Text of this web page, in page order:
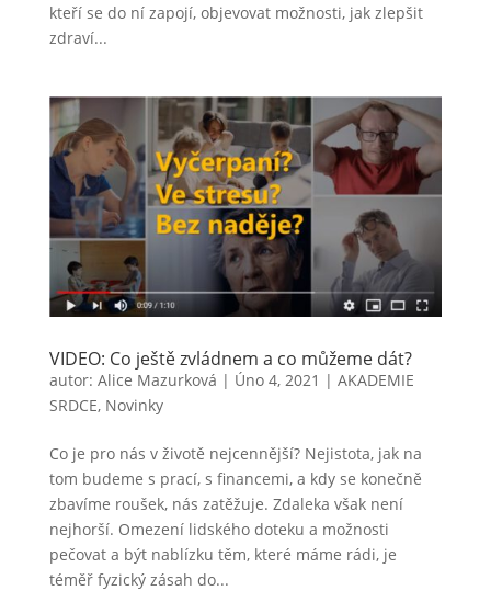
kteří se do ní zapojí, objevovat možnosti, jak zlepšit
zdraví...
VIDEO: Co ještě zvládnem a co můžeme dát?
autor: Alice Mazurková | Úno 4, 2021 | AKADEMIE
SRDCE, Novinky
Co je pro nás v životě nejcennější? Nejistota, jak na
tom budeme s prací, s financemi, a kdy se konečně
zbavíme roušek, nás zatěžuje. Zdaleka však není
nejhorší. Omezení lidského doteku a možnosti
pečovat a být nablízku těm, které máme rádi, je
téměř fyzický zásah do...